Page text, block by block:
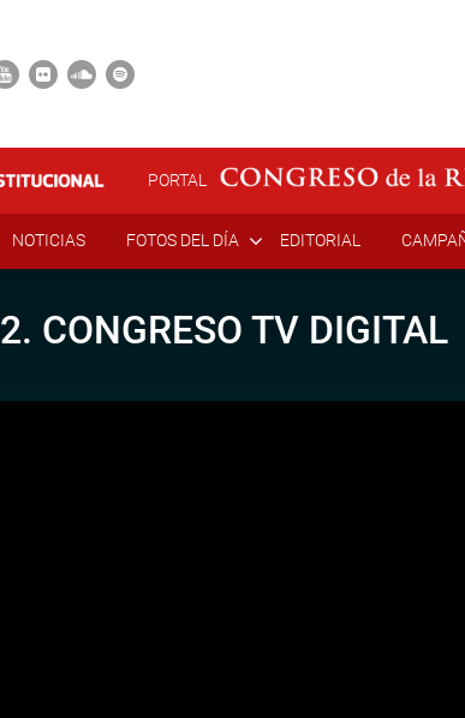
PORTAL
NOTICIAS FOTOS DEL DÍA EDITORIAL
2. CONGRESO TV DIGITAL